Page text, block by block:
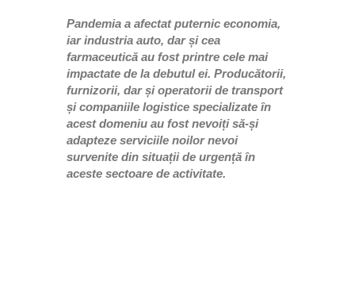
Pandemia a afectat puternic economia,
iar industria auto, dar și cea
farmaceutică au fost printre cele mai
impactate de la debutul ei. Producătorii,
furnizorii, dar și operatorii de transport
și companiile logistice specializate în
acest domeniu au fost nevoiți să-și
adapteze serviciile noilor nevoi
survenite din situații de urgență în
aceste sectoare de activitate.